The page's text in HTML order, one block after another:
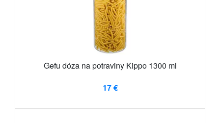
Gefu dóza na potraviny Kippo 1300 ml
17 €